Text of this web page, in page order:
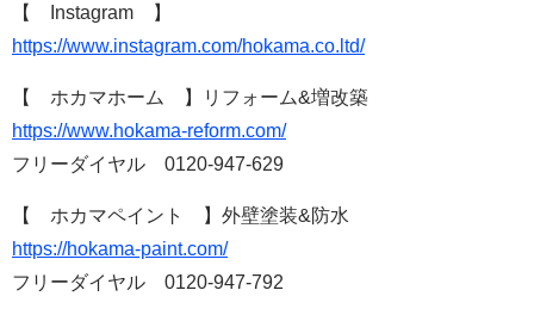
【 Instagram 】
https://www.instagram.com/hokama.co.ltd/
【 ホカマホーム 】リフォーム&増改築
https://www.hokama-reform.com/
フリーダイヤル 0120-947-629
【 ホカマペイント 】外壁塗装&防水
https://hokama-paint.com/
フリーダイヤル 0120-947-792